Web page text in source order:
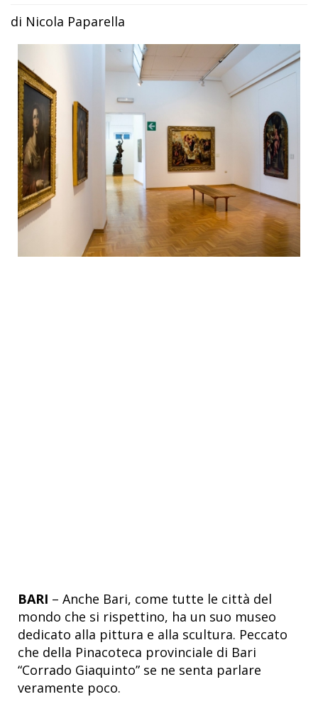
di Nicola Paparella
BARI – Anche Bari, come tutte le città del
mondo che si rispettino, ha un suo museo
dedicato alla pittura e alla scultura. Peccato
che della Pinacoteca provinciale di Bari
“Corrado Giaquinto” se ne senta parlare
veramente poco.